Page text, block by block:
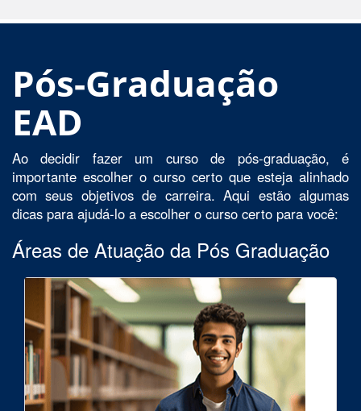
Pós-Graduação
EAD
Ao decidir fazer um curso de pós-graduação, é
importante escolher o curso certo que esteja alinhado
com seus objetivos de carreira. Aqui estão algumas
dicas para ajudá-lo a escolher o curso certo para você:
Áreas de Atuação da Pós Graduação